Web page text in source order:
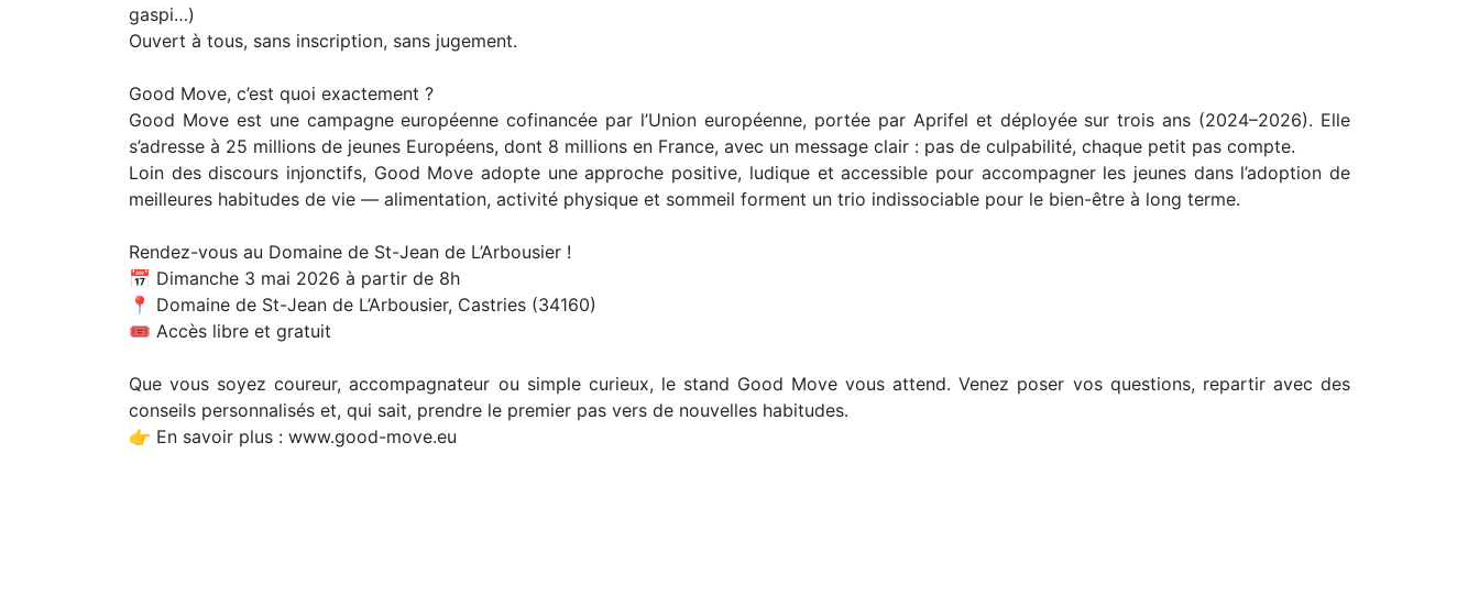
gaspi…)
Ouvert à tous, sans inscription, sans jugement.
Good Move, c’est quoi exactement ?
Good Move est une campagne européenne cofinancée par l’Union européenne, portée par Aprifel et déployée sur trois ans (2024–2026). Elle
s’adresse à 25 millions de jeunes Européens, dont 8 millions en France, avec un message clair : pas de culpabilité, chaque petit pas compte.
Loin des discours injonctifs, Good Move adopte une approche positive, ludique et accessible pour accompagner les jeunes dans l’adoption de
meilleures habitudes de vie — alimentation, activité physique et sommeil forment un trio indissociable pour le bien-être à long terme.
Rendez-vous au Domaine de St-Jean de L’Arbousier !
📅 Dimanche 3 mai 2026 à partir de 8h
📍 Domaine de St-Jean de L’Arbousier, Castries (34160)
🎟️ Accès libre et gratuit
Que vous soyez coureur, accompagnateur ou simple curieux, le stand Good Move vous attend. Venez poser vos questions, repartir avec des
conseils personnalisés et, qui sait, prendre le premier pas vers de nouvelles habitudes.
👉 En savoir plus : www.good-move.eu